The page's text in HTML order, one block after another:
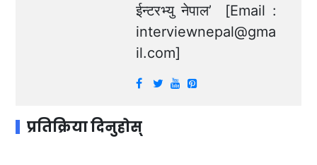
ईन्टरभ्यु नेपाल’ [Email :
interviewnepal@gma
il.com]
प्रतिक्रिया दिनुहोस्